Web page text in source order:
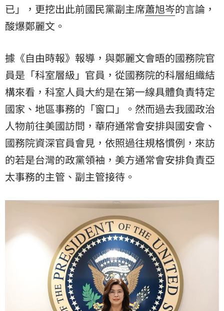
已」，更挖出此前國民黨副主席蕭旭岑的言論，
酸爆鄭麗文。
據《自由時報》報導，與鄭麗文會晤的國務院官
員是「科室層級」官員，從國務院的科層組織結
構來看，科室人員大約是在第一線具體負責特定
國家、地區事務的「窗口」。然而過去我國政治
人物前往美國訪問，華府通常會安排與國安會、
國務院資深官員會見，依照過往規格慣例，來訪
的若是台灣的政黨領袖，美方通常會安排負責亞
太事務的主管、副主管接待。